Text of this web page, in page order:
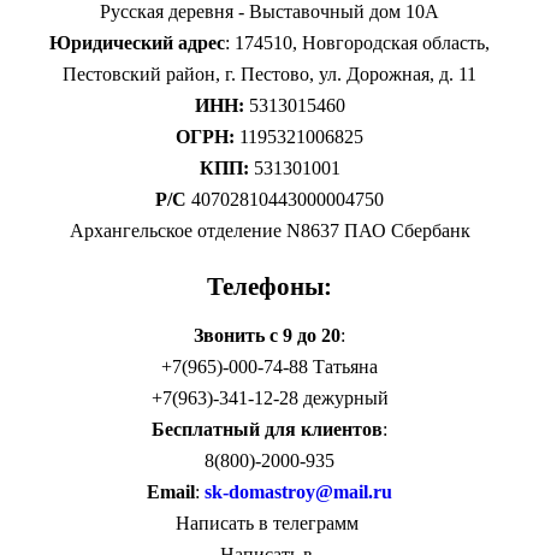
Русская деревня - Выставочный дом 10А
Юридический адрес: 174510, Новгородская область,
Пестовский район, г. Пестово, ул. Дорожная, д. 11
ИНН: 5313015460
ОГРН: 1195321006825
КПП: 531301001
Р/С 40702810443000004750
Архангельское отделение N8637 ПАО Сбербанк
Телефоны:
Звонить с 9 до 20:
+7(965)-000-74-88 Татьяна
+7(963)-341-12-28 дежурный
Бесплатный для клиентов:
8(800)-2000-935
Email: sk-domastroy@mail.ru
Написать в телеграмм